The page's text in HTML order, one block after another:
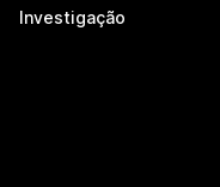
Investigação